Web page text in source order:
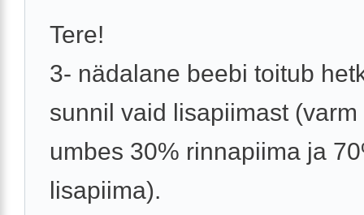
Tere!
3- nädalane beebi toitub
sunnil vaid lisapiimast (varm
umbes 30% rinnapiima ja
lisapiima).